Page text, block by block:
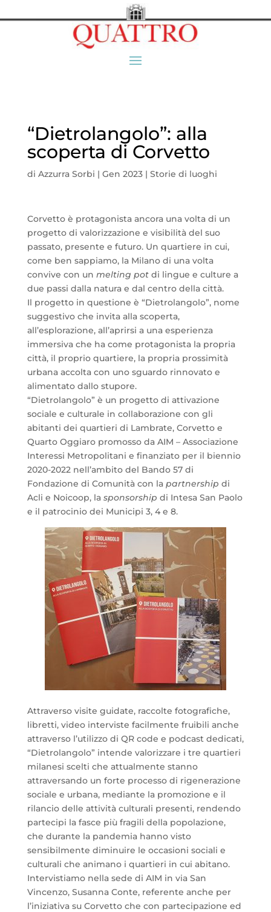
“Dietrolangolo”: alla
scoperta di Corvetto
di Azzurra Sorbi | Gen 2023| Storie di luoghi
Corvetto è protagonista ancora una volta di un
progetto di valorizzazione e visibilità del suo
passato, presente e futuro. Un quartiere in cui,
come ben sappiamo, la Milano di una volta
convive con un melting pot di lingue e culture a
due passi dalla natura e dal centro della città.
Il progetto in questione è “Dietrolangolo”, nome
suggestivo che invita alla scoperta,
all’esplorazione, all’aprirsi a una esperienza
immersiva che ha come protagonista la propria
città, il proprio quartiere, la propria prossimità
urbana accolta con uno sguardo rinnovato e
alimentato dallo stupore.
“Dietrolangolo” è un progetto di attivazione
sociale e culturale in collaborazione con gli
abitanti dei quartieri di Lambrate, Corvetto e
Quarto Oggiaro promosso da AIM – Associazione
Interessi Metropolitani e finanziato per il biennio
2020-2022 nell’ambito del Bando 57 di
Fondazione di Comunità con la partnership di
Acli e Noicoop, la sponsorship di Intesa San Paolo
e il patrocinio dei Municipi 3, 4 e 8.
Attraverso visite guidate, raccolte fotografiche,
libretti, video interviste facilmente fruibili anche
attraverso l’utilizzo di QR code e podcast dedicati,
“Dietrolangolo” intende valorizzare i tre quartieri
milanesi scelti che attualmente stanno
attraversando un forte processo di rigenerazione
sociale e urbana, mediante la promozione e il
rilancio delle attività culturali presenti, rendendo
partecipi la fasce più fragili della popolazione,
che durante la pandemia hanno visto
sensibilmente diminuire le occasioni sociali e
culturali che animano i quartieri in cui abitano.
Intervistiamo nella sede di AIM in via San
Vincenzo, Susanna Conte, referente anche per
l’iniziativa su Corvetto che con partecipazione ed